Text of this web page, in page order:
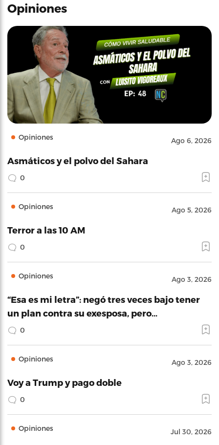
Opiniones
Opiniones Ago 6, 2026
Asmáticos y el polvo del Sahara
0
Opiniones Ago 5, 2026
Terror a las 10 AM
0
Opiniones Ago 3, 2026
“Esa es mi letra”: negó tres veces bajo tener
un plan contra su exesposa, pero…
0
Opiniones Ago 3, 2026
Voy a Trump y pago doble
0
Opiniones Jul 30, 2026